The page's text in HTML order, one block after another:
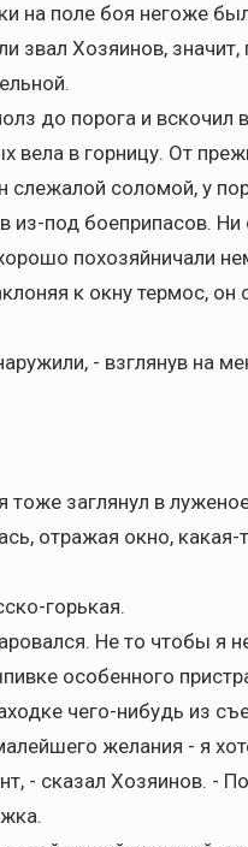
на поле боя негоже
звал Хозяинов, значит,
до порога и вскочил
вела в горницу. От
слежалой соломой, у
из-под боеприпасов. Ни
похозяйничали
к окну термос, он
- взглянув на
заглянул в
отражая окно,
горькая.
Не то чтобы я
особенного
чего-нибудь из
желания - я
- сказал Хозяинов. -